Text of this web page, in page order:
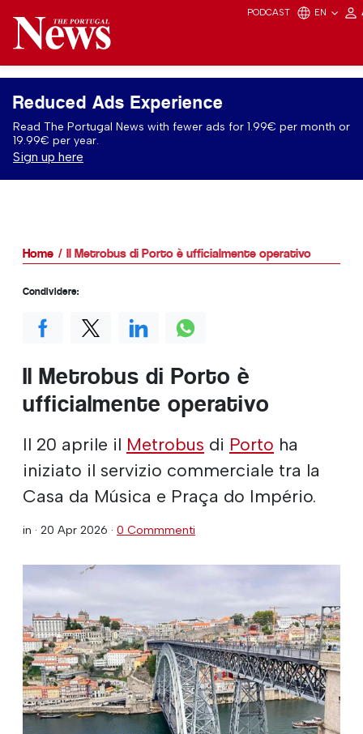
PODCAST EN
Reduced Ads Experience
Read The Portugal News with fewer ads for 1.99€ per month or
19.99€ per year.
Sign up here
Home Il Metrobus di Porto è ufficialmente operativo
Il Metrobus di Porto è
ufficialmente operativo
Il 20 aprile il Metrobus di Porto ha
iniziato il servizio commerciale tra la
Casa da Música e Praça do Império.
in · 20 Apr 2026 · 0 Commmenti
Condividere: